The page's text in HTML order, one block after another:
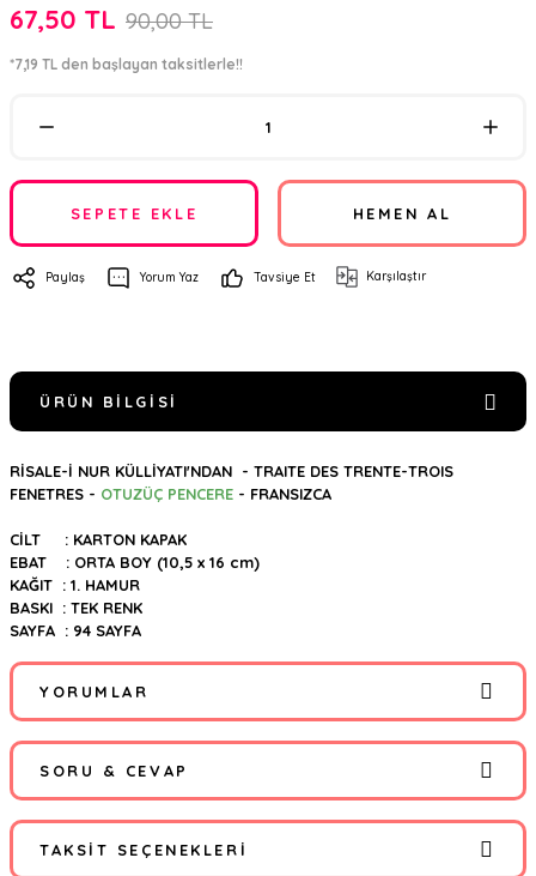
67,50 TL 90,00 TL
*7,19 TL den başlayan taksitlerle!!
SEPETE EKLE HEMEN AL
Paylaş Yorum Yaz Tavsiye Et Karşılaştır
ÜRÜN BILGISI
RİSALE-İ NUR KÜLLİYATI'NDAN - TRAITE DES TRENTE-TROIS
FENETRES - OTUZÜÇ PENCERE - FRANSIZCA
CİLT : KARTON KAPAK
EBAT : ORTA BOY (10,5 x 16 cm)
KAĞIT : 1. HAMUR
BASKI : TEK RENK
SAYFA : 94 SAYFA
YORUMLAR
Bu ürüne ilk yorumu siz yapın!
Yorum Yaz
SORU & CEVAP
TAKSIT SEÇENEKLERI